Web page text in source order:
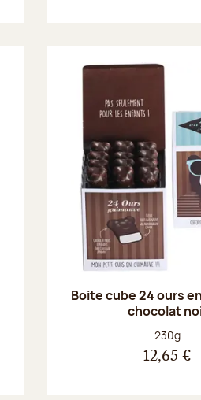
Boite cube 24 ours
chocolat
Poids net :
230g
12,65 €